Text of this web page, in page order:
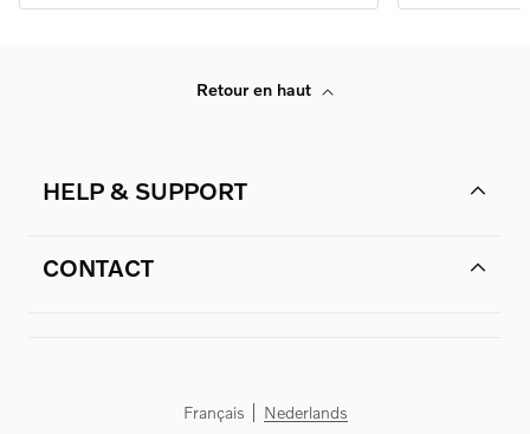
Retour en haut
HELP & SUPPORT
CONTACT
Français Nederlands